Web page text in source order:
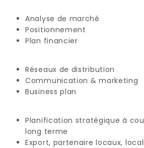
Analyse de marché
Positionnement
Plan financier
Réseaux de distribution
Communication & marketing
Business plan
Planification stratégique à
long terme
Export, partenaire locaux,